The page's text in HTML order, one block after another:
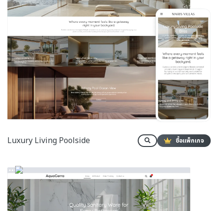
Luxury Living Poolside ซื้อแพ็กเกจ